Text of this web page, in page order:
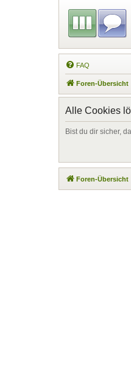
FAQ
Foren-Übersicht
Alle Cookies
Bist du dir sicher,
Foren-Übersicht